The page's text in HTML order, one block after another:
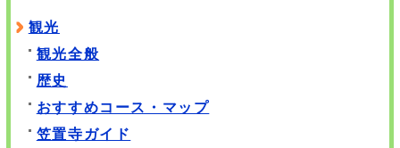
観光
観光全般
歴史
おすすめコース・マップ
笠置寺ガイド